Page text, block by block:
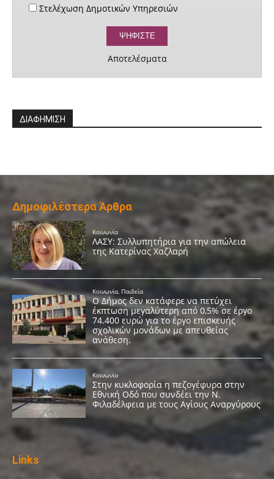
Στελέχωση Δημοτικών Υπηρεσιών
Αποτελέσματα
ΔΙΑΦΗΜΙΣΗ
Δημοφιλέστερα Άρθρα
Links